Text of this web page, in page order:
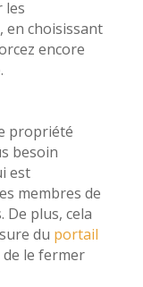
les
en choisissant
encore
propriété
besoin
est
membres de
De plus, cela
du portail
le fermer